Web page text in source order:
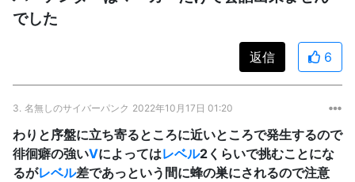
でした
返信 6
3. 名無しのサイバーパンク 2022年10月17日 01:20
わりと序盤に立ち寄るところに近いところで発生するので
徘徊癖の強いVによってはレベル2くらいで挑むことにな
るがレベル差であっという間に蜂の巣にされるので注意